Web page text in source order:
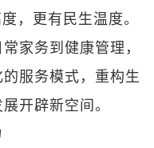
，更有民生温度。
家务到健康管理，
服务模式，重构生
开辟新空间。